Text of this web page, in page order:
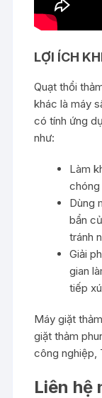
LỢI ÍCH
Quạt thổi
khác là máy
có tính ứng
như:
Làm
chóng
Dùng
bẩn
tránh
Giải
gian
tiếp
Máy giặt
giặt thảm
công nghiệp,
Liên hệ